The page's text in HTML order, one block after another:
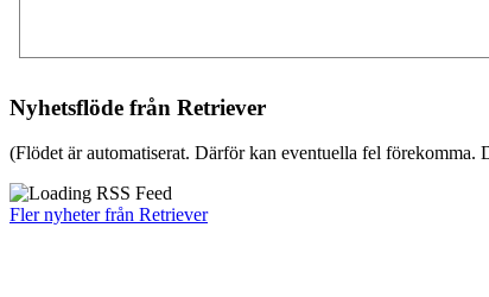
Nyhetsflöde från Retriever
(Flödet är automatiserat. Därför kan eventuella fel förekomma.
Fler nyheter från Retriever